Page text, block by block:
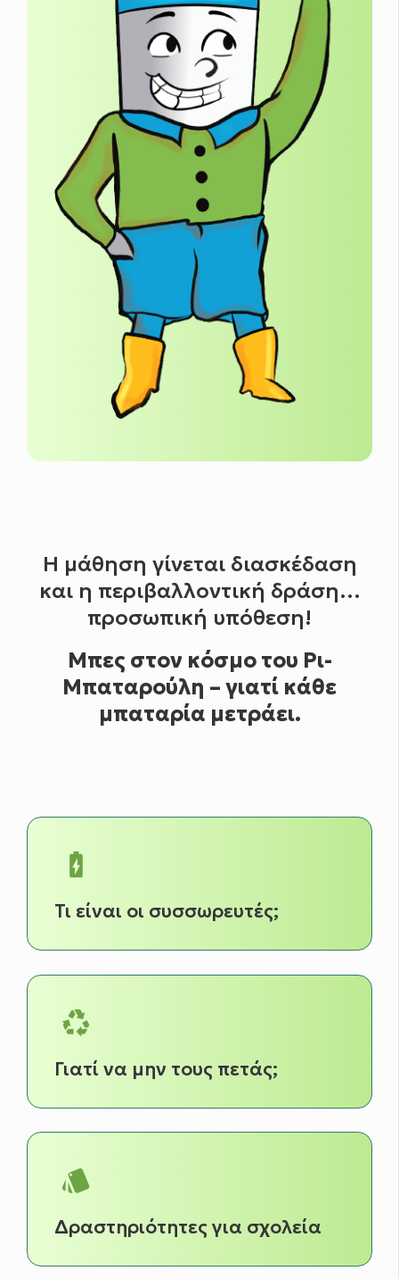
επικίνδυνοι για το περιβάλλον
Πώς γίνεται η συλλογή, η μεταφορά και η
ανακύκλωσή τους
Ποιος είναι ο ρόλος της κυκλικής
οικονομίας και της ατομικής ευθύνης
Πώς όλοι – ακόμα κι ΕΣΥ – μπορείς να
προστατεύσεις το περιβάλλον
Ο Ρι-Μπαταρούλης επισκέπτεται σχολεία,
συμμετέχει σε εκδηλώσεις και φέρνει κοντά
την επόμενη γενιά πολιτών με τις αρχές της
πράσινης ανάπτυξης, τηςυπευθυνότητας
σεβασμού προς τον πλανήτη
Η μάθηση γίνεται διασκέδαση
και η περιβαλλοντική δράση…
προσωπική υπόθεση!
Μπες στον κόσμο του Ρι-
Μπαταρούλη – γιατί κάθε
μπαταρία μετράει.
battery_charging_full
Τι είναι οι συσσωρευτές;
recycling
Γιατί να μην τους πετάς;
style
Δραστηριότητες για σχολεία